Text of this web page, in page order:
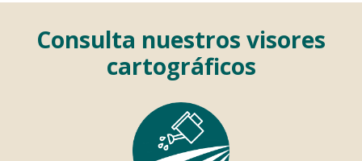
Consulta nuestros visores
cartográficos